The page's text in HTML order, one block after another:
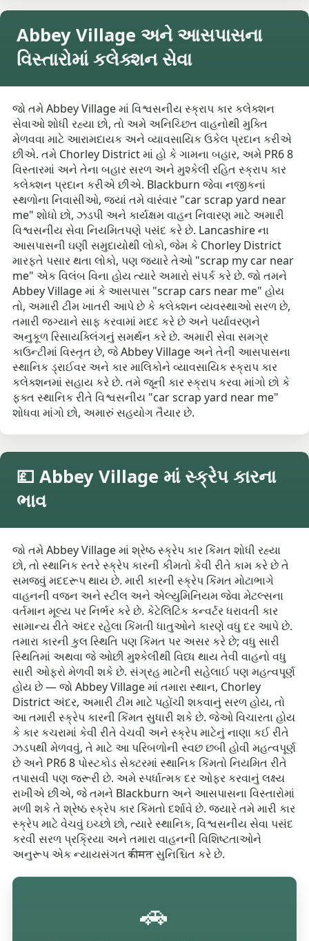
Abbey Village અને આસપાસના
વિસ્તારોમાં કલેક્શન સેવા
જો તમે Abbey Village માં વિશ્વસનીય સ્ક્રાપ કાર કલેક્શન
સેવાઓ શોધી રહ્યા છો, તો અમે અનિચ્છિત વાહનોથી મુક્તિ
મેળવવા માટે આરામદાયક અને વ્યાવસાયિક ઉકેલ પ્રદાન કરીએ
છીએ. તમે Chorley District માં હો કે ગામના બહાર, અમે PR6 8
વિસ્તારમાં અને તેના બહાર સરળ અને મુશ્કેલી રહિત સ્ક્રાપ કાર
કલેક્શન પ્રદાન કરીએ છીએ. Blackburn જેવા નજીકનાં
સ્થળોના નિવાસીઓ, જ્યાં તમે વારંવાર "car scrap yard near
me" શોધો છો, ઝડપી અને કાર્યક્ષમ વાહન નિવારણ માટે અમારી
વિશ્વસનીય સેવા નિયમિતપણે પસંદ કરે છે. Lancashire ના
આસપાસની ઘણી સમુદાયોથી લોકો, જેમ કે Chorley District
મારફતે પસાર થતા લોકો, પણ જ્યારે તેઓ "scrap my car near
me" એક વિલંબ વિના હોય ત્યારે અમારો સંપર્ક કરે છે. જો તમને
Abbey Village માં કે આસપાસ "scrap cars near me" હોય
તો, અમારી ટીમ ખાતરી આપે છે કે કલેક્શન વ્યવસ્થાઓ સરળ છે,
તમારી જગ્યાને સાફ કરવામાં મદદ કરે છે અને પર્યાવરણને
અનુકૂળ રિસાયક્લિંગનું સમર્થન કરે છે. અમારી સેવા સમગ્ર
કાઉન્ટીમાં વિસ્તૃત છે, જે Abbey Village અને તેની આસપાસના
સ્થાનિક ડ્રાઈવર અને કાર માલિકોને વ્યાવસાયિક સ્ક્રાપ કાર
કલેક્શનમાં સહાય કરે છે. તમે જૂની કાર સ્ક્રાપ કરવા માંગો છો કે
ફક્ત સ્થાનિક રીતે વિશ્વસનીય "car scrap yard near me"
શોધવા માંગો છો, અમારું સહયોગ તૈયાર છે.
💷 Abbey Village માં સ્ક્રેપ કારના
ભાવ
જો તમે Abbey Village માં શ્રેષ્ઠ સ્ક્રેપ કાર કિંમત શોધી રહ્યા
છો, તો સ્થાનિક સ્તરે સ્ક્રેપ કારની કીમતો કેવી રીતે કામ કરે છે તે
સમજવું મદદરૂપ થાય છે. મારી કારની સ્ક્રેપ કિંમત મોટાભાગે
વાહનની વજન અને સ્ટીલ અને એલ્યુમિનિયમ જેવા મેટલ્સના
વર્તમાન મૂલ્ય પર નિર્ભર કરે છે. કેટેલિટિક કન્વર્ટર ધરાવતી કાર
સામાન્ય રીતે અંદર રહેલા કિંમતી ધાતુઓને કારણે વધુ દર આપે છે.
તમારા કારની કુલ સ્થિતિ પણ કિંમત પર અસર કરે છે; વધુ સારી
સ્થિતિમાં અથવા જે ઓછી મુશ્કેલીથી વિધ્ધ થાય તેવી વાહનો વધુ
સારી ઓફરો મેળવી શકે છે. સંગ્રહ માટેની સહેલાઈ પણ મહત્વપૂર્ણ
હોય છે — જો Abbey Village માં તમારા સ્થાન, Chorley
District અંદર, અમારી ટીમ માટે પહોંચી શકવાનું સરળ હોય, તો
આ તમારી સ્ક્રેપ કારની કિંમત સુધારી શકે છે. જેઓ વિચારતા હોય
કે કાર કચરામાં કેવી રીતે વેચવી અને સ્ક્રેપ માટેનું નાણા કઈ રીતે
ઝડપથી મેળવવું, તે માટે આ પરિબળોની સ્વછ છબી હોવી મહત્વપૂર્ણ
છે અને PR6 8 પોસ્ટકોડ સેક્ટરમાં સ્થાનિક કિંમતો નિયમિત રીતે
તપાસવી પણ જરૂરી છે. અમે સ્પર્ધાત્મક દર ઓફર કરવાનું લક્ષ્ય
રાખીએ છીએ, જે તમને Blackburn અને આસપાસના વિસ્તારોમાં
મળી શકે તે શ્રેષ્ઠ સ્ક્રેપ કાર કિંમતો દર્શાવે છે. જ્યારે તમે મારી કાર
સ્ક્રેપ માટે વેચવું ઇચ્છો છો, ત્યારે સ્થાનિક, વિશ્વસનીય સેવા પસંદ
કરવી સરળ પ્રક્રિયા અને તમારા વાહનની વિશિષ્ટતાઓને
અનુરૂપ એક ન્યાયસંગત कीमत સુનિશ્ચિત કરે છે.
🚗